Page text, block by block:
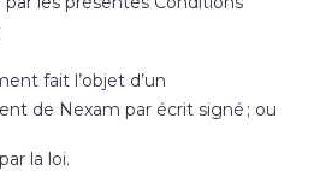
fait l’objet d’un
de Nexam par écrit signé ; ou
la loi.